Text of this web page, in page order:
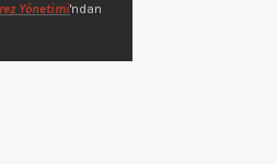
Yönetimi'ndan